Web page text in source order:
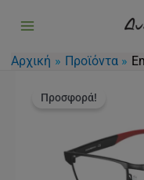
περιεχόμενο
Αρχική Προϊόντα
Προσφορά!price
Armani
ποσότητα
3